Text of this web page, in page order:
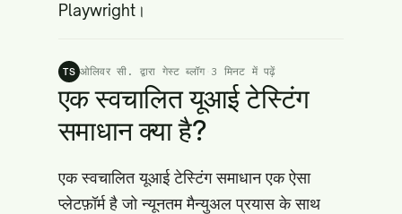
Playwright।
TS ओलिवर सी. द्वारा गेस्ट ब्लॉग· 3 मिनट में पढ़ें
एक स्वचालित यूआई टेस्टिंग
समाधान क्या है?
एक स्वचालित यूआई टेस्टिंग समाधान एक ऐसा
प्लेटफ़ॉर्म है जो न्यूनतम मैन्युअल प्रयास के साथ